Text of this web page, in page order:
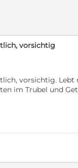
vorsichtig
vorsichtig. Lebt
im Trubel und
ihre kleinen Welpen
ein neues Kapitel
nicht. Ihr
sie in ihrem
sie sogar